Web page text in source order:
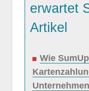
erwartet
Artikel
Wie